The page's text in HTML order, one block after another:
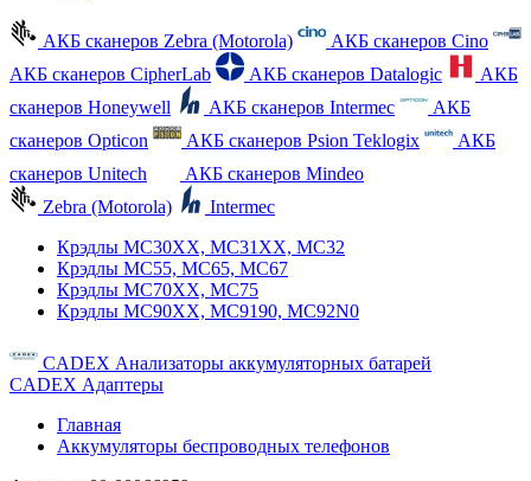
АКБ сканеров Zebra (Motorola)
АКБ сканеров Cino
АКБ сканеров CipherLab
АКБ сканеров Datalogic
АКБ
сканеров Honeywell
АКБ сканеров Intermec
АКБ
сканеров Opticon
АКБ сканеров Psion Teklogix
АКБ
сканеров Unitech
АКБ сканеров Mindeo
Zebra (Motorola)
Intermec
Крэдлы MC30XX, MC31XX, MC32
Крэдлы MC55, MC65, MC67
Крэдлы MC70XX, MC75
Крэдлы MC90XX, MC9190, MC92N0
CADEX Анализаторы аккумуляторных батарей
CADEX Адаптеры
Главная
Аккумуляторы беспроводных телефонов